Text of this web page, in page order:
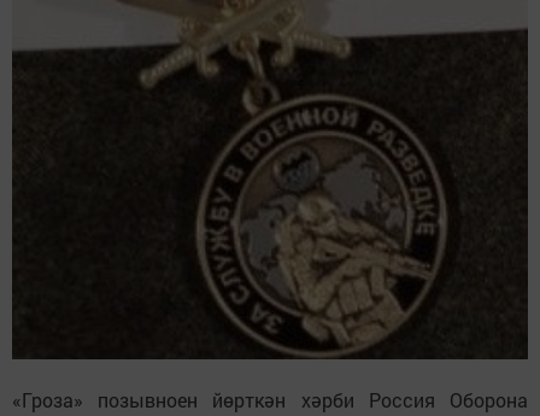
«Гроза» позывноен йөрткән хәрби Россия Оборона